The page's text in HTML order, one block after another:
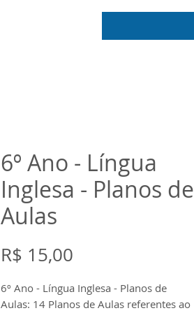
6º Ano - Língua
Inglesa - Planos de
Aulas
R$ 15,00
6º Ano - Língua Inglesa - Planos de
Aulas: 14 Planos de Aulas referentes ao